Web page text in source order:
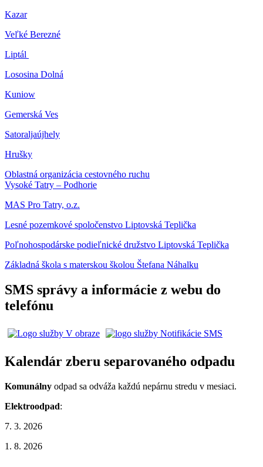
Kazar
Veľké Berezné
Liptál
Lososina Dolná
Kuniow
Gemerská Ves
Satoraljaújhely
Hrušky
Oblastná organizácia cestovného ruchu
Vysoké Tatry – Podhorie
MAS Pro Tatry, o.z.
Lesné pozemkové spoločenstvo Liptovská Teplička
Poľnohospodárske podieľnické družstvo Liptovská Teplička
Základná škola s materskou školou Štefana Náhalku
SMS správy a informácie z webu do
telefónu
Kalendár zberu separovaného odpadu
Komunálny odpad sa odváža každú nepárnu stredu v mesiaci.
Elektroodpad:
7. 3. 2026
1. 8. 2026